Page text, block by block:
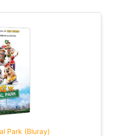
Park (Bluray)